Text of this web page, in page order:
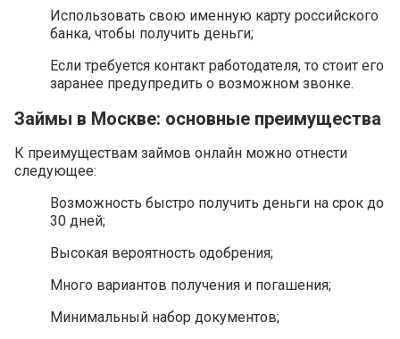
Использовать свою именную карту российского
банка, чтобы получить деньги;
Если требуется контакт работодателя, то стоит его
заранее предупредить о возможном звонке.
Займы в Москве: основные преимущества
К преимуществам займов онлайн можно отнести
следующее:
Возможность быстро получить деньги на срок до
30 дней;
Высокая вероятность одобрения;
Много вариантов получения и погашения;
Минимальный набор документов;